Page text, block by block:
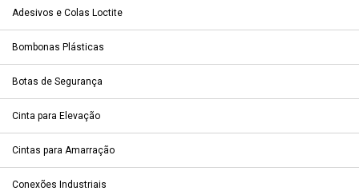
Adesivos e Colas Loctite
Bombonas Plásticas
Botas de Segurança
Cinta para Elevação
Cintas para Amarração
Conexões Industriais